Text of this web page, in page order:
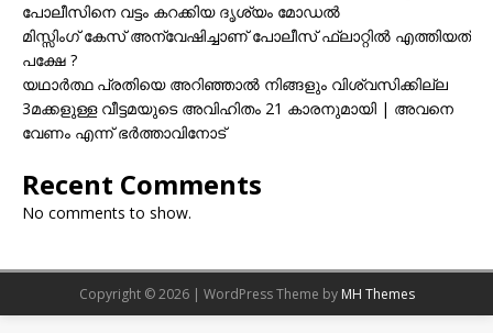
പോലീസിനെ വട്ടം കറക്കിയ ദൃശ്യം മോഡല്‍
മിസ്സിംഗ് കേസ് അന്വേഷിച്ചാണ് പോലീസ് ഫ്ലാറ്റിൽ എത്തിയത്
പക്ഷേ ?
യഥാർത്ഥ പ്രതിയെ അറിഞ്ഞാൽ നിങ്ങളും വിശ്വസിക്കില്ല
3മക്കളുള്ള വീട്ടമയുടെ അവിഹിതം 21 കാരനുമായി | അവനെ
വേണം എന്ന് ഭർത്താവിനോട്
Recent Comments
No comments to show.
Copyright © 2026 | WordPress Theme by MH Themes